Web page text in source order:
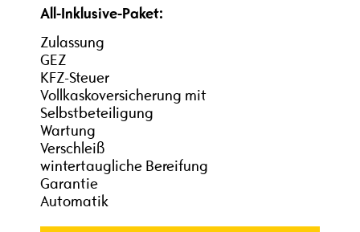
All-Inklusive-Paket:
Zulassung
GEZ
KFZ-Steuer
Vollkaskoversicherung mit
Selbstbeteiligung
Wartung
Verschleiß
wintertaugliche Bereifung
Garantie
Automatik